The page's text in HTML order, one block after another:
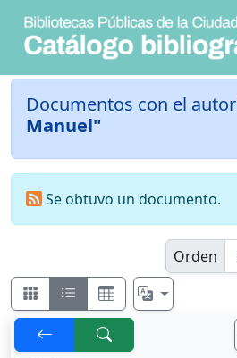
Documentos con el autor
Manuel"
Se obtuvo un documento.
Orden